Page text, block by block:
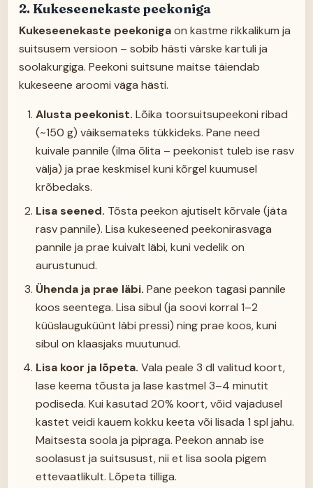
2. Kukeseenekaste peekoniga
Kukeseenekaste peekonigaon kastme rikkalikum ja
suitsusem versioon – sobib hästi värske kartuli ja
soolakurgiga. Peekoni suitsune maitse täiendab
kukeseene aroomi väga hästi.
Alusta peekonist. Lõika toorsuitsupeekoni ribad
(~150 g) väiksemateks tükkideks. Pane need
kuivale pannile (ilma õlita – peekonist tuleb ise rasv
välja) ja prae keskmisel kuni kõrgel kuumusel
krõbedaks.
Lisa seened. Tõsta peekon ajutiselt kõrvale (jäta
rasv pannile). Lisa kukeseened peekonirasvaga
pannile ja prae kuivalt läbi, kuni vedelik on
aurustunud.
Ühenda ja prae läbi. Pane peekon tagasi pannile
koos seentega. Lisa sibul (ja soovi korral 1–2
küüslauguküünt läbi pressi) ning prae koos, kuni
sibul on klaasjaks muutunud.
Lisa koor ja lõpeta. Vala peale 3 dl valitud koort,
lase keema tõusta ja lase kastmel 3–4 minutit
podiseda. Kui kasutad 20% koort, võid vajadusel
kastet veidi kauem kokku keeta või lisada 1 spl jahu.
Maitsesta soola ja pipraga. Peekon annab ise
soolasust ja suitsusust, nii et lisa soola pigem
ettevaatlikult. Lõpeta tilliga.